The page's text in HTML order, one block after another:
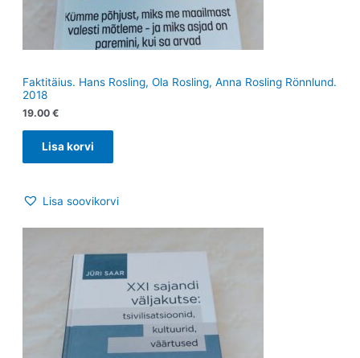
Faktitäius. Hans Rosling, Ola Rosling, Anna Rosling Rönnlund.
2018
19.00 €
Lisa korvi
Lisa soovikorvi